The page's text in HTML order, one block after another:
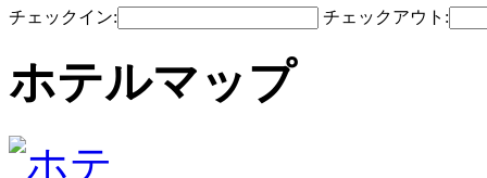
チェックイン: チェックアウト:
ホテルマップ